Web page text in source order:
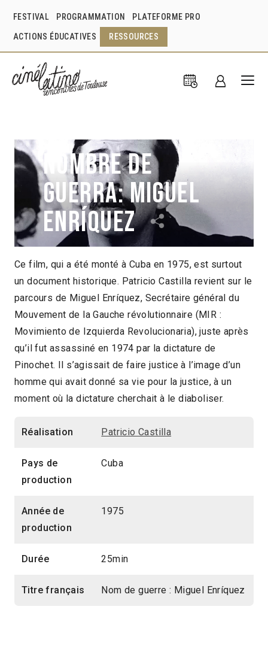
FESTIVAL PROGRAMMATION PLATEFORME PRO
ACTIONS ÉDUCATIVES RESSOURCES
Nombre de
Guerra: Miguel
Enríquez
Patricio Castilla Cuba 1975
25min
2016 > Focus: Figures d'Amérique latine
2016 > Séances spéciales
Ce film, qui a été monté à Cuba en 1975, est surtout
un document historique. Patricio Castilla revient sur le
parcours de Miguel Enríquez, Secrétaire général du
Mouvement de la Gauche révolutionnaire (MIR :
Movimiento de Izquierda Revolucionaria), juste après
qu’il fut assassiné en 1974 par la dictature de
Pinochet. Il s’agissait de faire justice à l’image d’un
homme qui avait donné sa vie pour la justice, à un
moment où la dictature cherchait à le diaboliser.
Réalisation Patricio Castilla
Pays de
production
Cuba
Année de
production
1975
Durée 25min
Titre français Nom de guerre : Miguel Enríquez